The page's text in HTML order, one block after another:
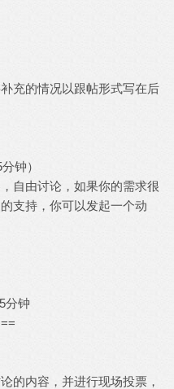
充的情况以跟帖形式写在后
钟）
自由讨论，如果你的需求很
支持，你可以发起一个动
分钟
的内容，并进行现场投票，